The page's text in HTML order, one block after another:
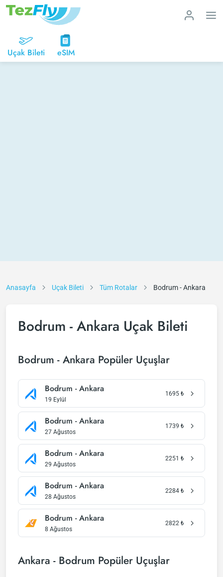
Uçak Bileti eSIM
Anasayfa Uçak Bileti Tüm Rotalar Bodrum - Ankara
Bodrum - Ankara Uçak Bileti
Bodrum - Ankara Popüler Uçuşlar
Bodrum - Ankara
19 Eylül
1695 ₺
Bodrum - Ankara
27 Ağustos
1739 ₺
Bodrum - Ankara
29 Ağustos
2251 ₺
Bodrum - Ankara
28 Ağustos
2284 ₺
Bodrum - Ankara
8 Ağustos
2822 ₺
Ankara - Bodrum Popüler Uçuşlar